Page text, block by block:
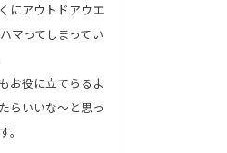
にアウトドアウエ
マってしまってい
お役に立てらるよ
らいいな～と思っ
。